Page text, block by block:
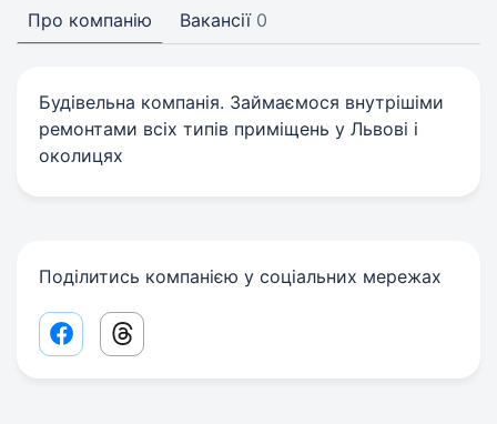
Про компанію Вакансії 0
Будівельна компанія. Займаємося внутрішіми
ремонтами всіх типів приміщень у Львові і
околицях
Поділитись компанією у соціальних мережах
Facebook share link
Threads share link